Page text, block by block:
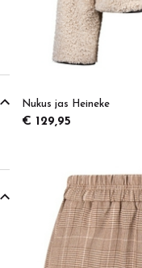
Nukus jas Heineke
€ 129,95